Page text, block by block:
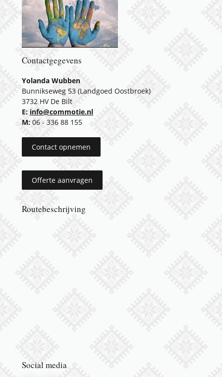
Contactgegevens
Yolanda Wubben
Bunnikseweg 53 (Landgoed Oostbroek)
3732 HV De Bilt
E: info@commotie.nl
M: 06 - 336 88 155
Contact opnemen
Offerte aanvragen
Routebeschrijving
Social media